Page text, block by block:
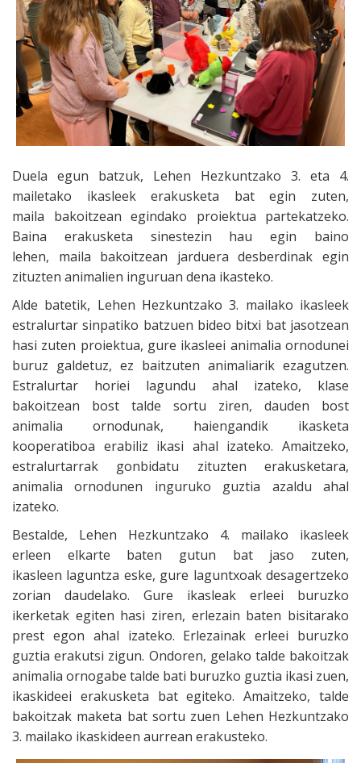
Duela egun batzuk, Lehen Hezkuntzako 3. eta 4.
mailetako ikasleek erakusketa bat egin zuten,
maila bakoitzean egindako proiektua partekatzeko.
Baina erakusketa sinestezin hau egin baino
lehen, maila bakoitzean jarduera desberdinak egin
zituzten animalien inguruan dena ikasteko.
Alde batetik, Lehen Hezkuntzako 3. mailako ikasleek
estralurtar sinpatiko batzuen bideo bitxi bat jasotzean
hasi zuten proiektua, gure ikasleei animalia ornodunei
buruz galdetuz, ez baitzuten animaliarik ezagutzen.
Estralurtar horiei lagundu ahal izateko, klase
bakoitzean bost talde sortu ziren, dauden bost
animalia ornodunak, haiengandik ikasketa
kooperatiboa erabiliz ikasi ahal izateko. Amaitzeko,
estralurtarrak gonbidatu zituzten erakusketara,
animalia ornodunen inguruko guztia azaldu ahal
izateko.
Bestalde, Lehen Hezkuntzako 4. mailako ikasleek
erleen elkarte baten gutun bat jaso zuten,
ikasleen laguntza eske, gure laguntxoak desagertzeko
zorian daudelako. Gure ikasleak erleei buruzko
ikerketak egiten hasi ziren, erlezain baten bisitarako
prest egon ahal izateko. Erlezainak erleei buruzko
guztia erakutsi zigun. Ondoren, gelako talde bakoitzak
animalia ornogabe talde bati buruzko guztia ikasi zuen,
ikaskideei erakusketa bat egiteko. Amaitzeko, talde
bakoitzak maketa bat sortu zuen Lehen Hezkuntzako
3. mailako ikaskideen aurrean erakusteko.